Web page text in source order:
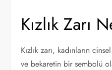
Kızlık Zarı
Kızlık zarı, kadınların
ve bekaretin bir sembolü